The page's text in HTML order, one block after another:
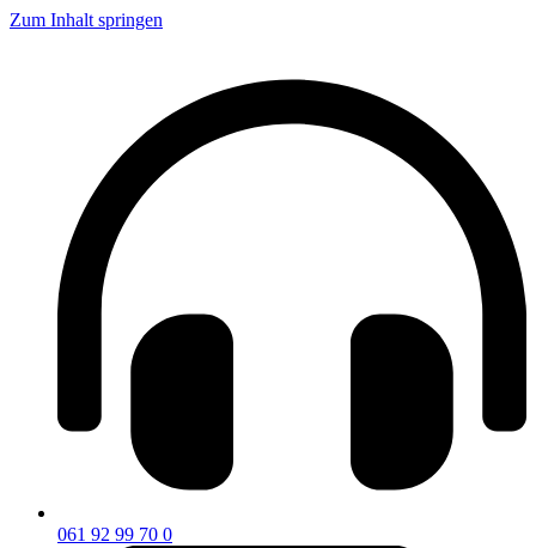
Zum Inhalt springen
061 92 99 70 0